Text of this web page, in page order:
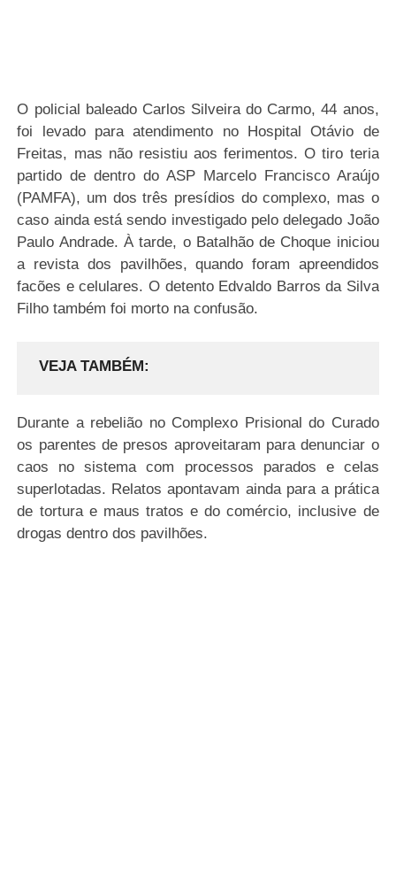
O policial baleado Carlos Silveira do Carmo, 44 anos,
foi levado para atendimento no Hospital Otávio de
Freitas, mas não resistiu aos ferimentos. O tiro teria
partido de dentro do ASP Marcelo Francisco Araújo
(PAMFA), um dos três presídios do complexo, mas o
caso ainda está sendo investigado pelo delegado João
Paulo Andrade. À tarde, o Batalhão de Choque iniciou
a revista dos pavilhões, quando foram apreendidos
facões e celulares. O detento Edvaldo Barros da Silva
Filho também foi morto na confusão.
VEJA TAMBÉM
Durante a rebelião no Complexo Prisional do Curado
os parentes de presos aproveitaram para denunciar o
caos no sistema com processos parados e celas
superlotadas. Relatos apontavam ainda para a prática
de tortura e maus tratos e do comércio, inclusive de
drogas dentro dos pavilhões.